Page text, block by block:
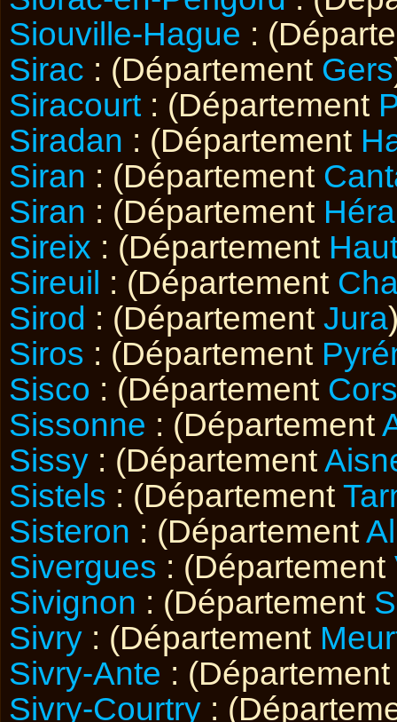
Siouville-Hague :
Sirac : (Département Gers
Siracourt : (Département
Siradan : (Département
Siran : (Département
Siran : (Département
Sireix : (Département
Sireuil : (Département
Sirod : (Département Jura
Siros : (Département
Sisco : (Département
Sissonne : (Département
Sissy : (Département
Sistels : (Département
Sisteron : (Département
Sivergues : (Département
Sivignon : (Département
Sivry : (Département
Sivry-Ante :
Sivry-Courtry :